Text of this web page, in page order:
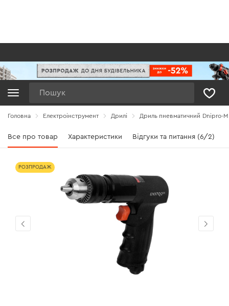
Головна Електроінструмент Дрилі Дриль пневматичний Dnipro-M
Все про товар Характеристики Відгуки та питання (6/2)
РОЗПРОДАЖ